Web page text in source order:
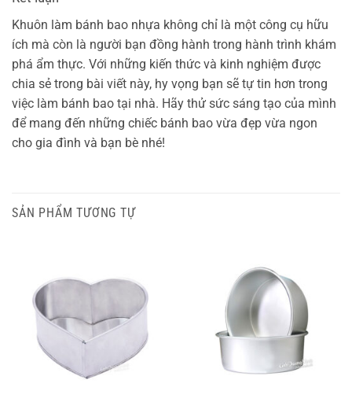
Khuôn làm bánh bao nhựa không chỉ là một công cụ hữu
ích mà còn là người bạn đồng hành trong hành trình khám
phá ẩm thực. Với những kiến thức và kinh nghiệm được
chia sẻ trong bài viết này, hy vọng bạn sẽ tự tin hơn trong
việc làm bánh bao tại nhà. Hãy thử sức sáng tạo của mình
để mang đến những chiếc bánh bao vừa đẹp vừa ngon
cho gia đình và bạn bè nhé!
SẢN PHẨM TƯƠNG TỰ